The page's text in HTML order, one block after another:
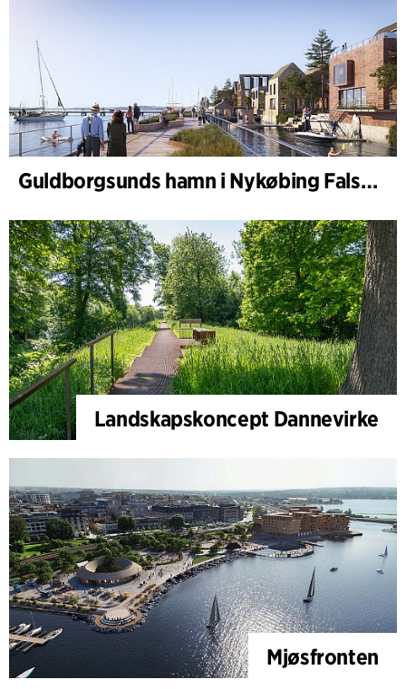
Guldborgsunds hamn i Nykøbing Falster
Landskapskoncept Dannevirke
Mjøsfronten